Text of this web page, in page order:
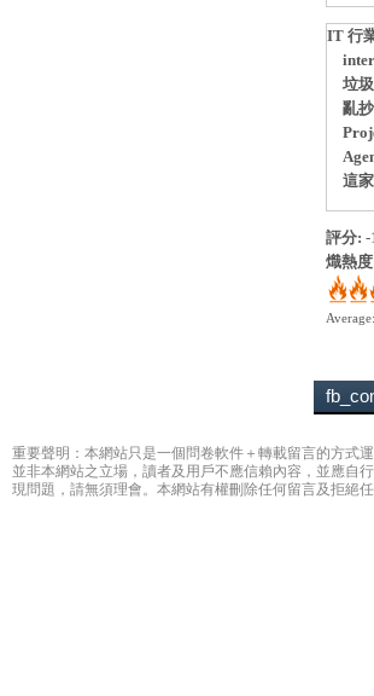
IT 行
垃
亂
這
評分: -
熾熱
Average:
重要聲明：本網站只是一個問卷軟件＋轉載留言的方式
並非本網站之立場，讀者及用戶不應信賴內容，並應自
現問題，請無須理會。本網站有權刪除任何留言及拒絕